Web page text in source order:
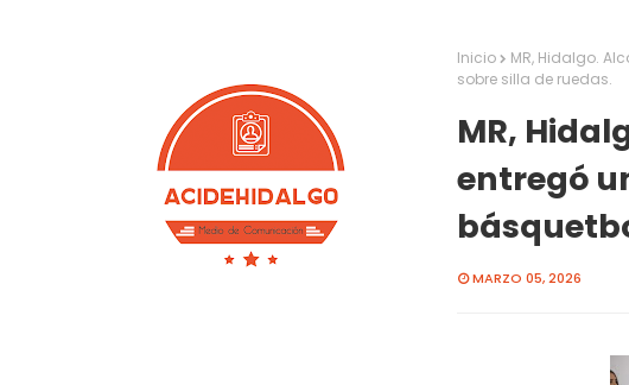
Inicio
MR, Hidalgo.
sobre silla de ruedas.
MR,
entregó
MARZO 05, 2026